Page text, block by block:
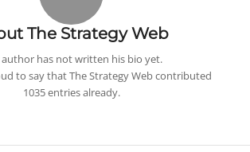
The Strategy Web
author has not written his bio yet.
to say thatThe Strategy Webcontributed
1035 entries already.